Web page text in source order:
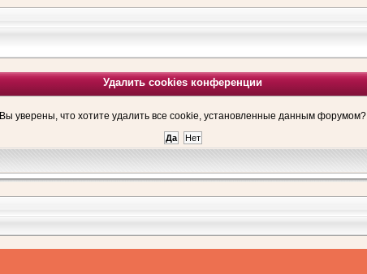
Удалить cookies конференции
Вы уверены, что хотите удалить все cookie, установленные данным форумом?